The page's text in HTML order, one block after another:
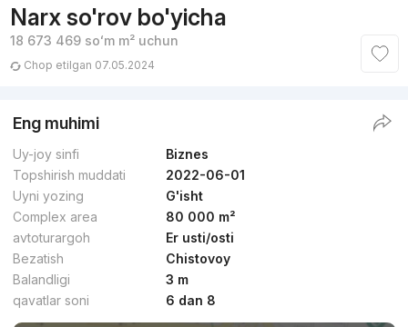
Narx so'rov bo'yicha
18 673 469 soʻmm² uchun
Chop etilgan 07.05.2024
Eng muhimi
Uy-joy sinfi
Biznes
Topshirish muddati
2022-06-01
Uyni yozing
G'isht
Complex area
80 000 m²
avtoturargoh
Er usti/osti
Bezatish
Chistovoy
Balandligi
3 m
qavatlar soni
6 dan 8